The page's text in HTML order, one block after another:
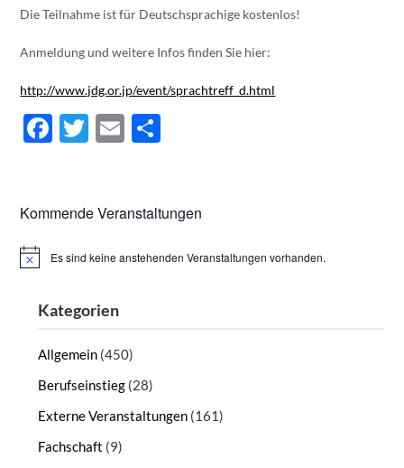
Die Teilnahme ist für Deutschsprachige kostenlos!
Anmeldung und weitere Infos finden Sie hier:
http://www.jdg.or.jp/event/sprachtreff_d.html
Facebook
Twitter
Email
Kommende Veranstaltungen
HinweisEs sind keine anstehenden Veranstaltungen vorhanden.
Kategorien
Allgemein (450)
Berufseinstieg (28)
Externe Veranstaltungen (161)
Fachschaft (9)